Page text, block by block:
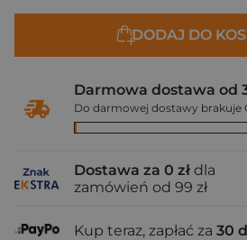
DODAJ DO
Darmowa dostawa od
Do darmowej dostawy brakuje
Dostawa za 0 zł dla
zamówień od 99 zł
Kup teraz, zapłać za 30